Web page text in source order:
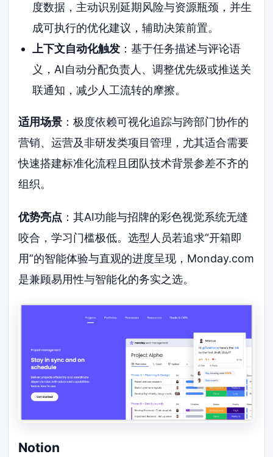
度数据，主动识别延期风险与资源瓶颈，并生
成可执行的优化建议，辅助决策前置。
上下文自动化触发：基于任务描述与评论语
义，AI自动分配负责人、调整优先级或推送关
联通知，减少人工流转的摩擦。
适用场景 ：极度依赖可视化追踪与跨部门协作的
营销、运营及非研发类项目管理，尤其适合需要
快速搭建标准化流程且团队技术背景参差不齐的
组织。
优势亮点 ：其AI功能与招牌的彩色视觉系统无缝
咬合，学习门槛极低。选型人员若追求“开箱即
用”的智能体验与直观的进度呈现，Monday.com
是兼顾易用性与智能化的务实之选。
Notion